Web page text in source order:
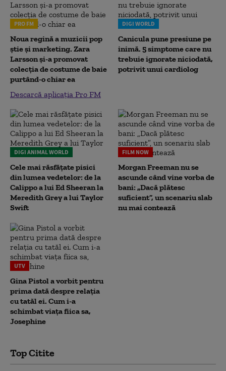
PRO FM
Noua regină a muzicii pop
știe și marketing. Zara
Larsson și-a promovat
colecția de costume de baie
purtând-o chiar ea
Descarcă aplicația Pro FM
DIGI WORLD
Canicula pune presiune pe
inimă. 5 simptome care nu
trebuie ignorate niciodată,
potrivit unui cardiolog
DIGI ANIMAL WORLD
Cele mai răsfățate pisici
din lumea vedetelor: de la
Calippo a lui Ed Sheeran la
Meredith Grey a lui Taylor
Swift
FILM NOW
Morgan Freeman nu se
ascunde când vine vorba de
bani: „Dacă plătesc
suficient”, un scenariu slab
nu mai contează
UTV
Gina Pistol a vorbit pentru
prima dată despre relația
cu tatăl ei. Cum i-a
schimbat viața fiica sa,
Josephine
Top Citite